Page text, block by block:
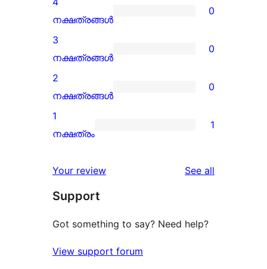
star
reviews
0
4-
star
reviews
നക്ഷത്രങ്ങൾ
0
0
3-
star
reviews
3
നക്ഷത്രങ്ങൾ
0
0
2-
star
2
നക്ഷത്രങ്ങൾ
0
1
star
1
നക്ഷത്രം
1
Your review See all
Support
Got something to say? Need help?
View support forum